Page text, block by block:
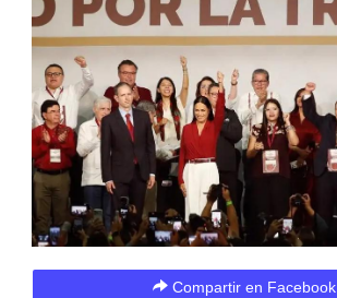
Compartir en Facebook